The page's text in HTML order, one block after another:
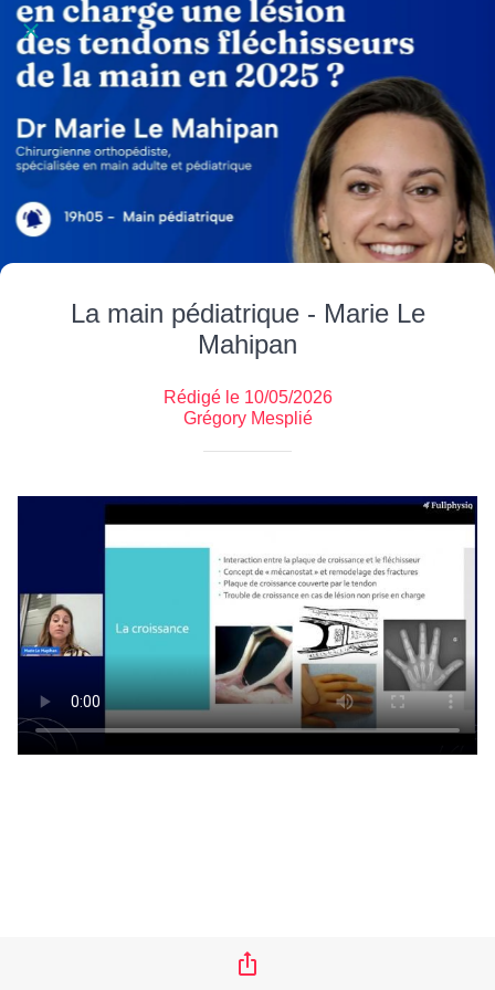
La main pédiatrique - Marie Le
Mahipan
Rédigé le 10/05/2026
Grégory Mesplié